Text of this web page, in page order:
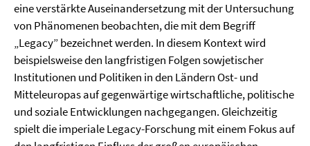
eine verstärkte Auseinandersetzung mit der Untersuchung
von Phänomenen beobachten, die mit dem Begriff
„Legacy” bezeichnet werden. In diesem Kontext wird
beispielsweise den langfristigen Folgen sowjetischer
Institutionen und Politiken in den Ländern Ost- und
Mitteleuropas auf gegenwärtige wirtschaftliche, politische
und soziale Entwicklungen nachgegangen. Gleichzeitig
spielt die imperiale Legacy-Forschung mit einem Fokus auf